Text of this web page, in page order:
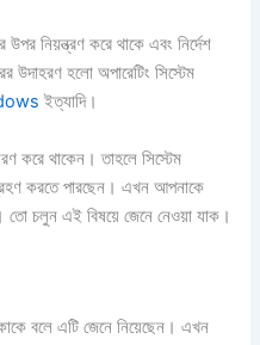
নিয়ন্ত্রণ করে থাকে এবং নির্দেশ
উদাহরণ হলো অপারেটিং সিস্টেম
ইত্যাদি।
করে থাকেন। তাহলে সিস্টেম
করতে পারছেন। এখন আপনাকে
তো চলুন এই বিষয়ে জেনে নেওয়া যাক।
বলে এটি জেনে নিয়েছেন। এখন